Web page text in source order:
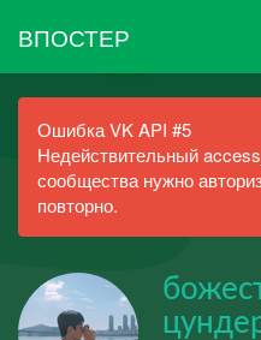
ВПОСТЕР
Ошибка VK API #5
Недействительный
сообщества нужно
повторно.